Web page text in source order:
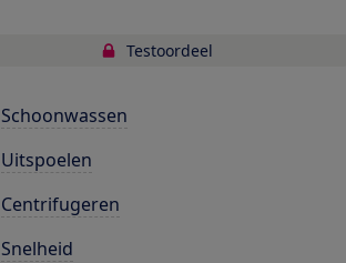
Testoordeel
Schoonwassen
Uitspoelen
Centrifugeren
Snelheid